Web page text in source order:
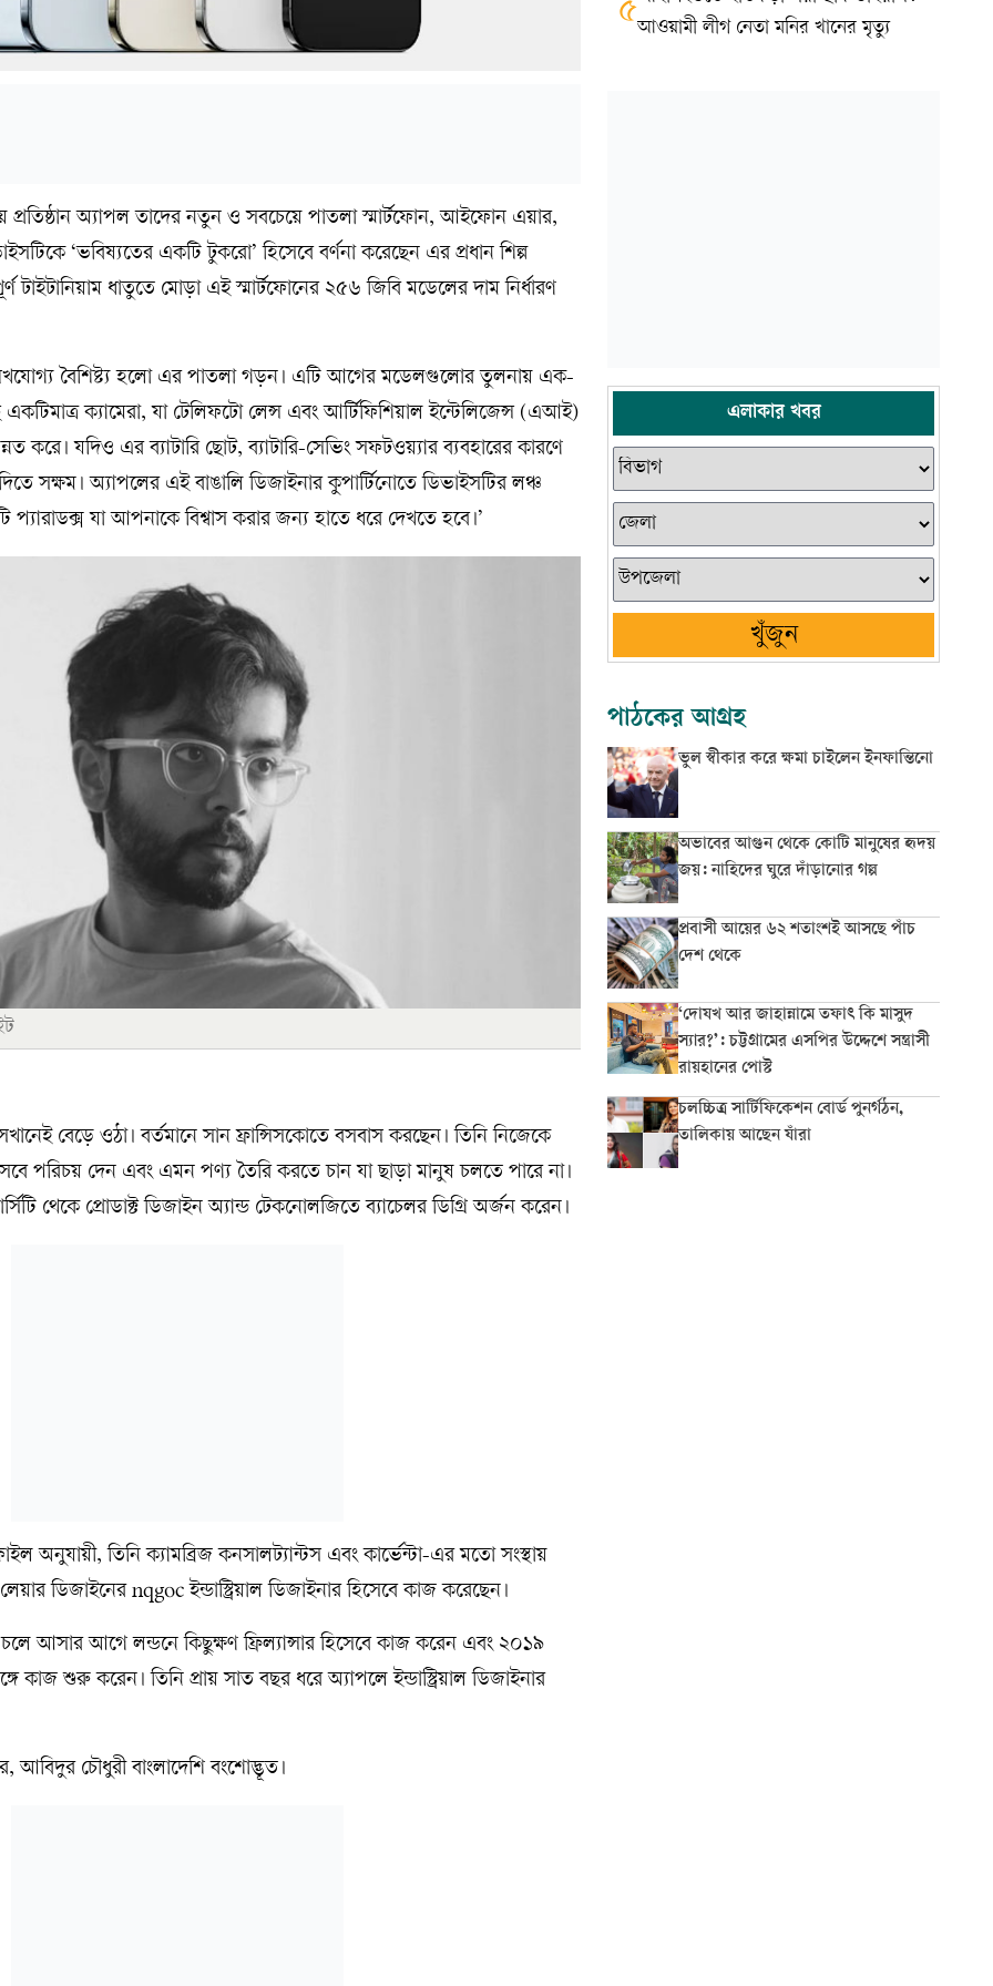
প্রতিষ্ঠান অ্যাপল তাদের নতুন ও সবচেয়ে পাতলা স্মার্টফোন, আইফোন এয়ার,
‘ভবিষ্যতের একটি টুকরো’ হিসেবে বর্ণনা করেছেন এর প্রধান শিল্প
টাইটানিয়াম ধাতুতে মোড়া এই স্মার্টফোনের ২৫৬ জিবি মডেলের দাম নির্ধারণ
বৈশিষ্ট্য হলো এর পাতলা গড়ন। এটি আগের মডেলগুলোর তুলনায় এক-
ক্যামেরা, যা টেলিফটো লেন্স এবং আর্টিফিশিয়াল ইন্টেলিজেন্স (এআই)
করে। যদিও এর ব্যাটারি ছোট, ব্যাটারি-সেভিং সফটওয়্যার ব্যবহারের কারণে
সক্ষম। অ্যাপলের এই বাঙালি ডিজাইনার কুপার্টিনোতে ডিভাইসটির লঞ্চ
যা আপনাকে বিশ্বাস করার জন্য হাতে ধরে দেখতে হবে।’
বেড়ে ওঠা। বর্তমানে সান ফ্রান্সিসকোতে বসবাস করছেন। তিনি নিজেকে
পরিচয় দেন এবং এমন পণ্য তৈরি করতে চান যা ছাড়া মানুষ চলতে পারে না।
থেকে প্রোডাক্ট ডিজাইন অ্যান্ড টেকনোলজিতে ব্যাচেলর ডিগ্রি অর্জন করেন।
অনুযায়ী, তিনি ক্যামব্রিজ কনসালট্যান্টস এবং কার্ভেন্টা-এর মতো সংস্থায়
লেয়ার ডিজাইনের nqgoc ইন্ডাস্ট্রিয়াল ডিজাইনার হিসেবে কাজ করেছেন।
আসার আগে লন্ডনে কিছুক্ষণ ফ্রিল্যান্সার হিসেবে কাজ করেন এবং ২০১৯
কাজ শুরু করেন। তিনি প্রায় সাত বছর ধরে অ্যাপলে ইন্ডাস্ট্রিয়াল ডিজাইনার
আবিদুর চৌধুরী বাংলাদেশি বংশোদ্ভূত।
৫আওয়ামী লীগ নেতা মনির খানের মৃত্যু
এলাকার খবর
খুঁজুন
পাঠকের আগ্রহ
ভুল স্বীকার করে ক্ষমা চাইলেন ইনফান্তিনো
অভাবের আগুন থেকে কোটি মানুষের হৃদয়
জয়: নাহিদের ঘুরে দাঁড়ানোর গল্প
প্রবাসী আয়ের ৬২ শতাংশই আসছে পাঁচ
দেশ থেকে
‘দোযখ আর জাহান্নামে তফাৎ কি মাসুদ
স্যার?’: চট্টগ্রামের এসপির উদ্দেশে সন্ত্রাসী
রায়হানের পোস্ট
চলচ্চিত্র সার্টিফিকেশন বোর্ড পুনর্গঠন,
তালিকায় আছেন যাঁরা